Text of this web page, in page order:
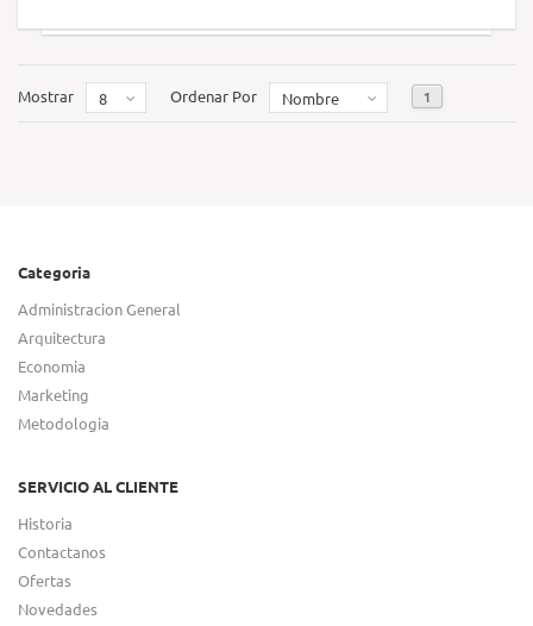
Mostrar 8 Ordenar Por Nombre 1
Categoria
Administracion General
Arquitectura
Economia
Marketing
Metodologia
SERVICIO AL CLIENTE
Historia
Contactanos
Ofertas
Novedades